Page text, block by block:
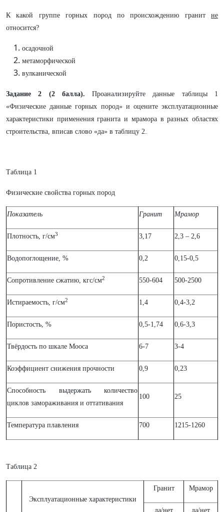
К какой группе горных пород по происхождению гранит не
относится?
осадочной
метаморфической
вулканической
Задание 2 (2 балла).Проанализируйте данные таблицы 1
«Физические данные горных пород» и оцените эксплуатационные
характеристики применения гранита и мрамора в разных областях
строительства, вписав слово «да» в таблицу 2.
Таблица 1
Физические свойства горных пород
Показатель Гранит Мрамор
Плотность, г/см3 3,17 2,3 – 2,6
Водопоглощение, % 0,2 0,15-0,5
Сопротивление сжатию, кгс/см2 550-604 500-2500
Истираемость, г/см2 1,4 0,4-3,2
Пористость, % 0,5-1,74 0,6-3,3
Твёрдость по шкале Мооса 6-7 3-4
Коэффициент снижения прочности 0,9 0,23
Способность выдержать количество
циклов замораживания и оттативания
100 25
Температура плавления 700 1215-1260
Таблица 2
Эксплуатационные характеристики
Гранит Мрамор
да/нет да/нет